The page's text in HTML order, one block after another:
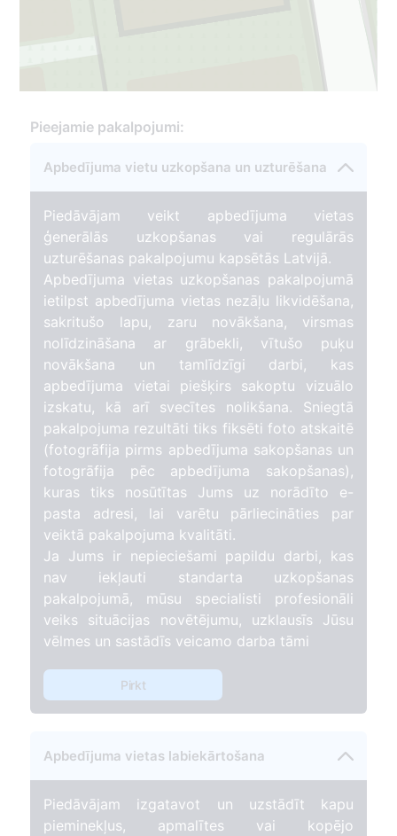
51
3
Pieejamie pakalpojumi:
Apbedījuma vietu uzkopšana un uzturēšana
Piedāvājam veikt apbedījuma vietas
ģenerālās uzkopšanas vai regulārās
uzturēšanas pakalpojumu kapsētās Latvijā.
Apbedījuma vietas uzkopšanas pakalpojumā
ietilpst apbedījuma vietas nezāļu likvidēšana,
sakritušo lapu, zaru novākšana, virsmas
nolīdzināšana ar grābekli, vītušo puķu
novākšana un tamlīdzīgi darbi, kas
apbedījuma vietai piešķirs sakoptu vizuālo
izskatu, kā arī svecītes nolikšana. Sniegtā
pakalpojuma rezultāti tiks fiksēti foto atskaitē
(fotogrāfija pirms apbedījuma sakopšanas un
fotogrāfija pēc apbedījuma sakopšanas),
kuras tiks nosūtītas Jums uz norādīto e-
pasta adresi, lai varētu pārliecināties par
veiktā pakalpojuma kvalitāti.
Ja Jums ir nepieciešami papildu darbi, kas
nav iekļauti standarta uzkopšanas
pakalpojumā, mūsu specialisti profesionāli
veiks situācijas novētējumu, uzklausīs Jūsu
vēlmes un sastādīs veicamo darba tāmi
Pirkt
Apbedījuma vietas labiekārtošana
Piedāvājam izgatavot un uzstādīt kapu
pieminekļus, apmalītes vai kopējo